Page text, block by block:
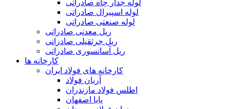
لوله جدار چاه صادراتی
لوله اسپیرال صادراتی
لوله صنعتی صادراتی
ریل معدنی صادراتی
ریل جرثقیلی صادراتی
ریل آسانسوری صادراتی
کارخانه ها
کارخانه های فولاد ایران
آریان فولاد
اطلس فولاد مازندران
پایا اصفهان